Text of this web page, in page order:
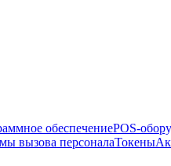
обеспечениеPOS-
вызова персоналаТокены